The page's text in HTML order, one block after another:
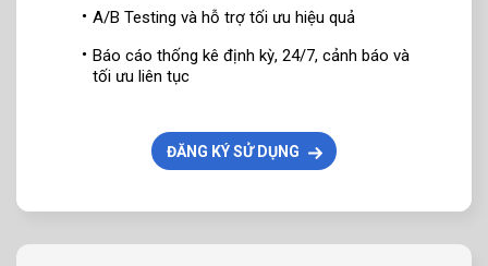
A/B Testing và hỗ trợ tối ưu hiệu quả
Báo cáo thống kê định kỳ, 24/7, cảnh báo và
tối ưu liên tục
ĐĂNG KÝ SỬ DỤNG